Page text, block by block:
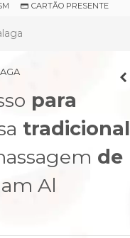
CARTÃO PRESENTE
para
tradicional
de
Al